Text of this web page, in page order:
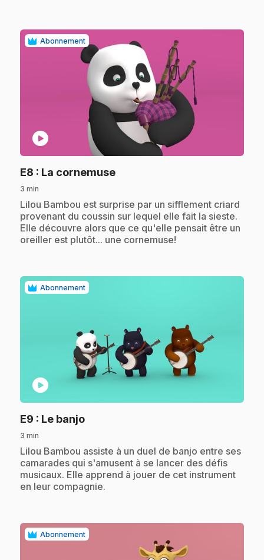
Abonnement
play_circle
E8 : La cornemuse.
3 min
.Lilou Bambou est surprise par un sifflement criard
provenant du coussin sur lequel elle fait la sieste.
Elle découvre alors que ce qu'elle pensait être un
oreiller est plutôt... une cornemuse!
Abonnement
play_circle
E9 : Le banjo.
3 min
.Lilou Bambou assiste à un duel de banjo entre ses
camarades qui s'amusent à se lancer des défis
musicaux. Elle apprend à jouer de cet instrument
en leur compagnie.
Abonnement